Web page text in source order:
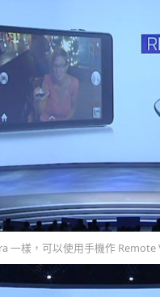
一樣，可以使用手機作